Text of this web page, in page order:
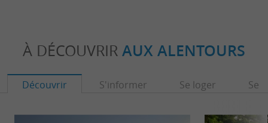
À DÉCOUVRIR AUX ALENTOURS
Découvrir S'informer Se loger Se